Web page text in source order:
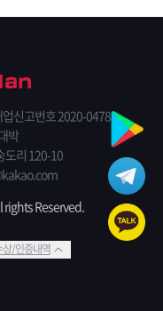
신고번호 2020-0478
박
도리 120-10
rights Reserved.
상/인증내역